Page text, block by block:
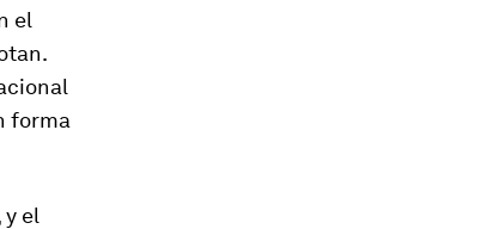
el
forma
el